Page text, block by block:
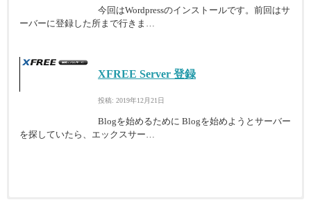
今回はWordpressのインストールです。前回はサ
ーバーに登録した所まで行きま…
XFREE Server 登録
投稿: 2019年12月21日
Blogを始めるために Blogを始めようとサーバー
を探していたら、エックスサー…